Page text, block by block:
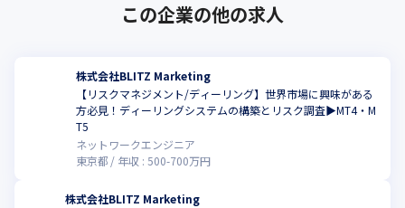
この企業の他の求人
株式会社BLITZ Marketing
【リスクマネジメント/ディーリング】世界市場に興味がある
方必見！ディーリングシステムの構築とリスク調査▶MT4・M
T5
ネットワークエンジニア
東京都
年収 : 500-700万円
株式会社BLITZ Marketing